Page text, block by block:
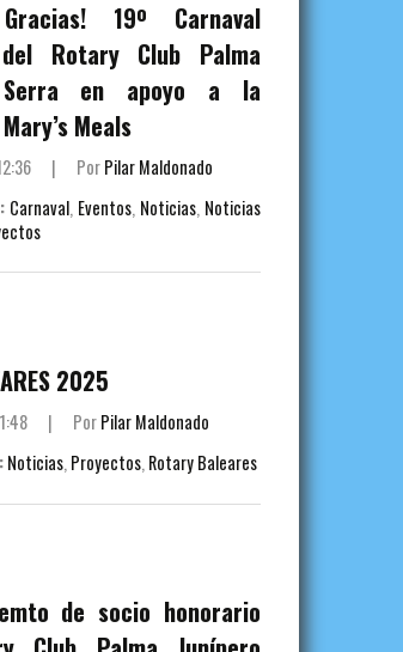
19º Carnaval
Rotary Club Palma
Serra en apoyo a la
Meals
| PorPilar Maldonado
Carnaval, Eventos, Noticias, Noticias
2025
| PorPilar Maldonado
Noticias,Proyectos,Rotary Baleares
de socio honorario